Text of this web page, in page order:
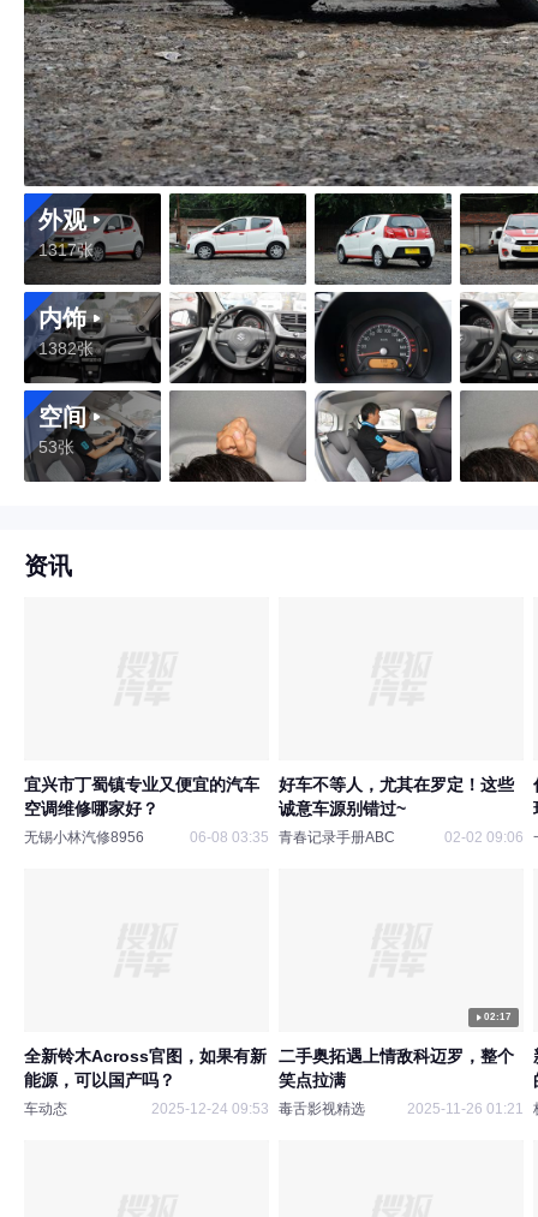
外观
1317张
内饰
1382张
空间
53张
资讯
宜兴市丁蜀镇专业又便宜的汽车
空调维修哪家好？
无锡小林汽修8956 06-08 03:35
好车不等人，尤其在罗定！这些
诚意车源别错过~
青春记录手册ABC 02-02 09:06
全新铃木Across官图，如果有新
能源，可以国产吗？
车动态 2025-12-24 09:53
02:17
二手奥拓遇上情敌科迈罗，整个
笑点拉满
毒舌影视精选 2025-11-26 01:21